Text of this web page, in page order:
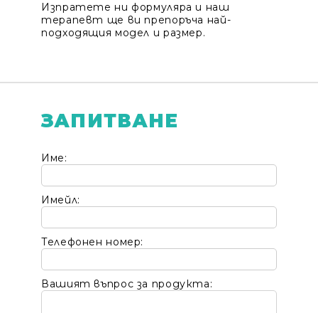
Изпратете ни формуляра и наш
терапевт ще ви препоръча най-
подходящия модел и размер.
ЗАПИТВАНЕ
Име:
Имейл:
Телефонен номер:
Вашият въпрос за продукта: